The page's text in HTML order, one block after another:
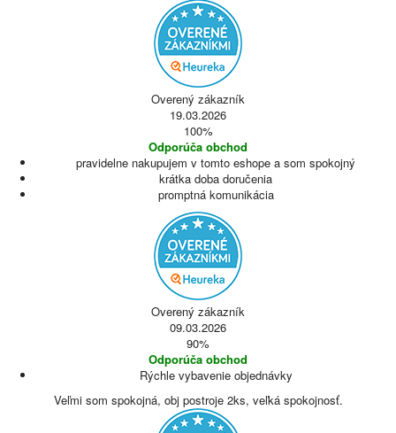
Overený zákazník
19.03.2026
100%
Odporúča obchod
pravidelne nakupujem v tomto eshope a som spokojný
krátka doba doručenia
promptná komunikácia
Overený zákazník
09.03.2026
90%
Odporúča obchod
Rýchle vybavenie objednávky
Veľmi som spokojná, obj postroje 2ks, veľká spokojnosť.